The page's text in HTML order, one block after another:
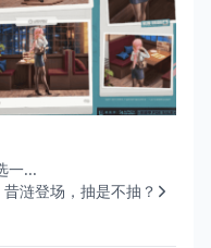
一...
昔涟登场，抽是不抽？